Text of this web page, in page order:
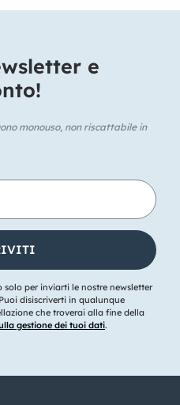
e
monouso, non riscattabile in
per inviarti le nostre newsletter
disiscriverti in qualunque
che troverai alla fine della
gestione dei tuoi dati.